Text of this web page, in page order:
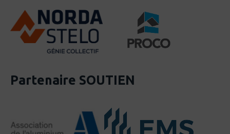
Partenaire SOUTIEN